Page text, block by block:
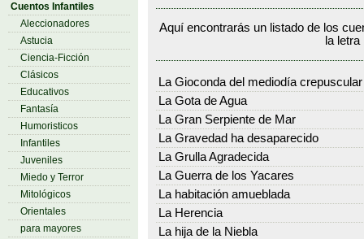
Cuentos Infantiles
Aleccionadores
Astucia
Ciencia-Ficción
Clásicos
Educativos
Fantasía
Humoristicos
Infantiles
Juveniles
Miedo y Terror
Mitológicos
Orientales
para mayores
Aquí encontrarás un listado de los
la letra
La Gioconda del mediodía crepuscular
La Gota de Agua
La Gran Serpiente de Mar
La Gravedad ha desaparecido
La Grulla Agradecida
La Guerra de los Yacares
La habitación amueblada
La Herencia
La hija de la Niebla